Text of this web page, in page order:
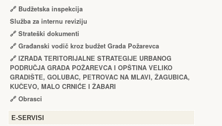
🔗 Budžetska inspekcija
Služba za internu reviziju
🔗 Strateški dokumenti
🔗 Građanski vodič kroz budžet Grada Požarevca
🔗 IZRADA TЕRITORIJALNЕ STRATЕGIJЕ URBANOG
PODRUČJA GRADA POŽARЕVCA I OPŠTINA VЕLIKO
GRADIŠTЕ, GOLUBAC, PЕTROVAC NA MLAVI, ŽAGUBICA,
KUČЕVO, MALO CRNIĆЕ I ŽABARI
🔗 Obrasci
Е-SERVISI